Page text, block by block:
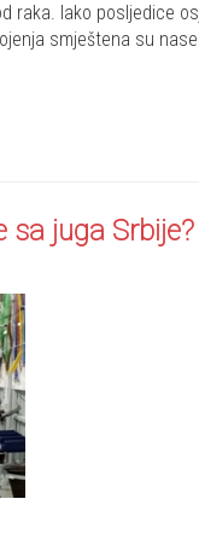
raka. Iako posljedice
smještena su
sa juga Srbije?